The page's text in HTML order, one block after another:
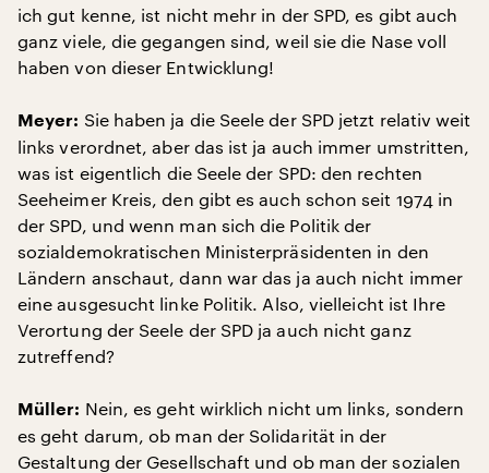
ich gut kenne, ist nicht mehr in der SPD, es gibt auch
ganz viele, die gegangen sind, weil sie die Nase voll
haben von dieser Entwicklung!
Meyer: Sie haben ja die Seele der SPD jetzt relativ weit
links verordnet, aber das ist ja auch immer umstritten,
was ist eigentlich die Seele der SPD: den rechten
Seeheimer Kreis, den gibt es auch schon seit 1974 in
der SPD, und wenn man sich die Politik der
sozialdemokratischen Ministerpräsidenten in den
Ländern anschaut, dann war das ja auch nicht immer
eine ausgesucht linke Politik. Also, vielleicht ist Ihre
Verortung der Seele der SPD ja auch nicht ganz
zutreffend?
Müller: Nein, es geht wirklich nicht um links, sondern
es geht darum, ob man der Solidarität in der
Gestaltung der Gesellschaft und ob man der sozialen